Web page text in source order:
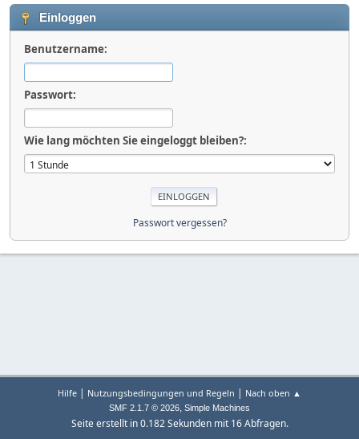
Einloggen
Benutzername:
Passwort:
Wie lang möchten Sie eingeloggt bleiben?:
Passwort vergessen?
Hilfe | Nutzungsbedingungen und Regeln | Nach oben ▲
SMF 2.1.7 © 2026, Simple Machines
Seite erstellt in 0.182 Sekunden mit 16 Abfragen.